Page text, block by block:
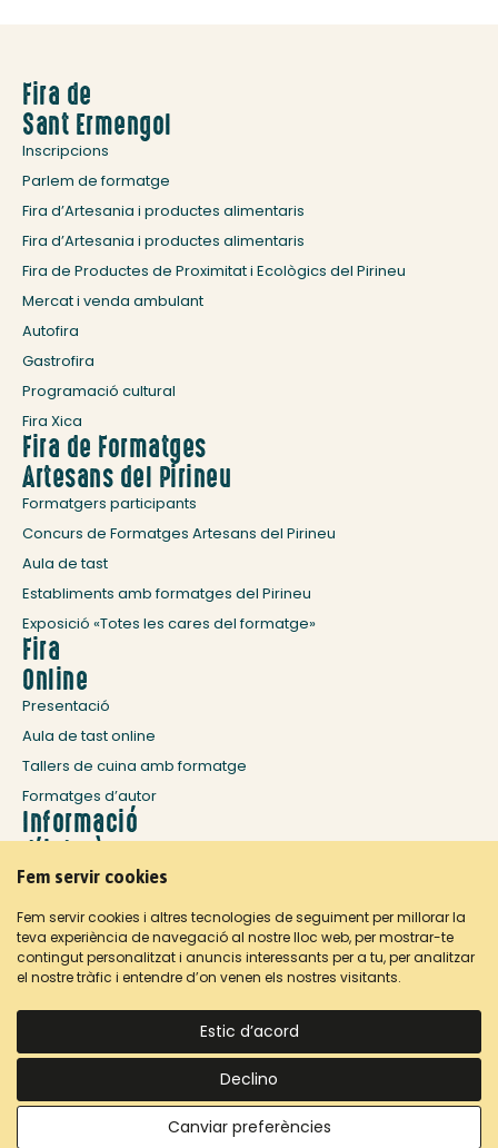
Fem servir cookies
Fem servir cookies i altres tecnologies de seguiment per millorar la
teva experiència de navegació al nostre lloc web, per mostrar-te
contingut personalitzat i anuncis interessants per a tu, per analitzar
el nostre tràfic i entendre d’on venen els nostres visitants.
Estic d’acord
Declino
Canviar preferències
Fira de
Sant Ermengol
Inscripcions
Parlem de formatge
Fira d’Artesania i productes alimentaris
Fira d’Artesania i productes alimentaris
Fira de Productes de Proximitat i Ecològics del Pirineu
Mercat i venda ambulant
Autofira
Gastrofira
Programació cultural
Fira Xica
Fira de Formatges
Artesans del Pirineu
Formatgers participants
Concurs de Formatges Artesans del Pirineu
Aula de tast
Establiments amb formatges del Pirineu
Exposició «Totes les cares del formatge»
Fira
Online
Presentació
Aula de tast online
Tallers de cuina amb formatge
Formatges d’autor
Informació
d’interès
Història: fira mil·lenària
La Seu d’Urgell
Allotjament i restauració
Com arribar
©2026 Fira de Sant Ermengol – Tots els drets reservats
Avís legal i privacitat